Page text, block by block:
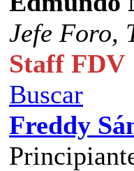
Jefe Foro,
Staff FDV
Buscar
Freddy